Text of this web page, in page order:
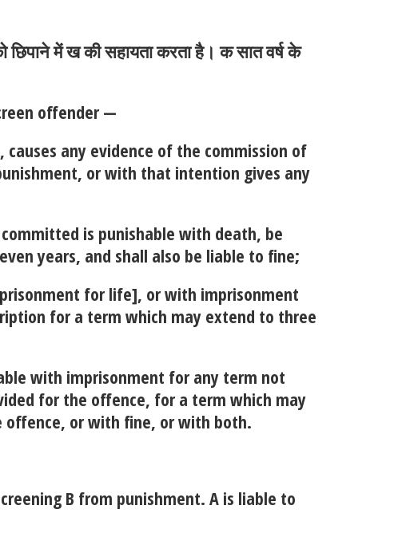
में ख की सहायता करता है। क सात वर्ष के
offender —
any evidence of the commission of
or with that intention gives any
is punishable with death, be
years, and shall also be liable to fine;
for life], or with imprisonment
for a term which may extend to three
with imprisonment for any term not
for the offence, for a term which may
or with fine, or with both.
B from punishment. A is liable to